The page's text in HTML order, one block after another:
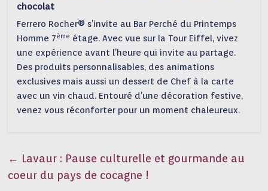
chocolat
Ferrero Rocher® s’invite au Bar Perché du Printemps
Homme 7ème étage. Avec vue sur la Tour Eiffel, vivez
une expérience avant l’heure qui invite au partage.
Des produits personnalisables, des animations
exclusives mais aussi un dessert de Chef à la carte
avec un vin chaud. Entouré d’une décoration festive,
venez vous réconforter pour un moment chaleureux.
← Lavaur : Pause culturelle et gourmande au
coeur du pays de cocagne !